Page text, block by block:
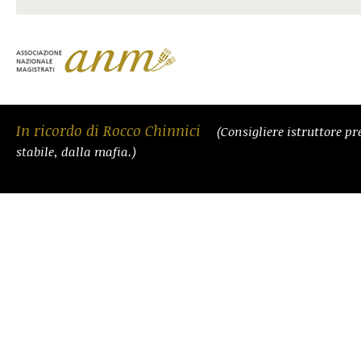
In ricordo di Rocco Chinnici
(Consigliere istruttore
stabile, dalla mafia.)